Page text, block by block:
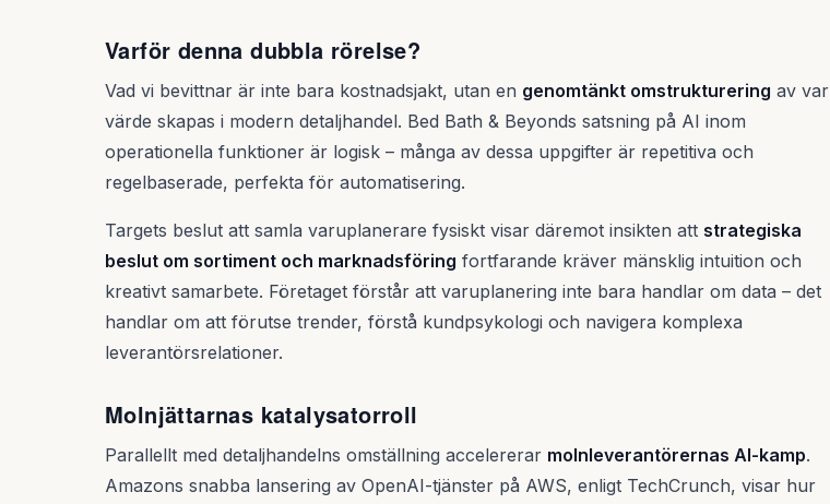
Varför denna dubbla rörelse?
Vad vi bevittnar är inte bara kostnadsjakt, utan en genomtänkt omstrukturering av var
värde skapas i modern detaljhandel. Bed Bath & Beyonds satsning på AI inom
operationella funktioner är logisk – många av dessa uppgifter är repetitiva och
regelbaserade, perfekta för automatisering.
Targets beslut att samla varuplanerare fysiskt visar däremot insikten att strategiska
beslut om sortiment och marknadsföring fortfarande kräver mänsklig intuition och
kreativt samarbete. Företaget förstår att varuplanering inte bara handlar om data – det
handlar om att förutse trender, förstå kundpsykologi och navigera komplexa
leverantörsrelationer.
Molnjättarnas katalysatorroll
Parallellt med detaljhandelns omställning accelererar molnleverantörernas AI-kamp.
Amazons snabba lansering av OpenAI-tjänster på AWS, enligt TechCrunch, visar hur